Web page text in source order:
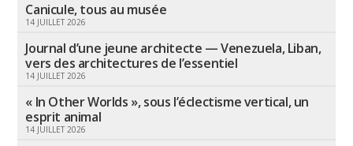
Canicule, tous au musée
14 JUILLET 2026
Journal d’une jeune architecte — Venezuela, Liban,
vers des architectures de l’essentiel
14 JUILLET 2026
« In Other Worlds », sous l’éclectisme vertical, un
esprit animal
14 JUILLET 2026